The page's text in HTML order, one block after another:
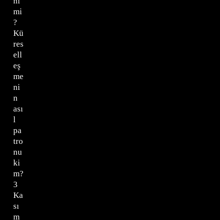
mi
?
Kü
res
ell
eş
me
ni
n
ası
l
pa
tro
nu
ki
m?
3
Ka
sı
m